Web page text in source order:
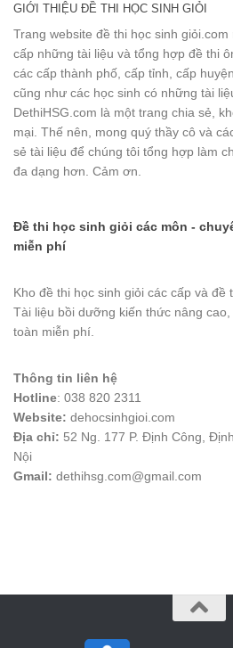
GIỚI THIỆU ĐỀ THI HỌC SINH GIỎI
Trang website đề thi học sinh
cấp những tài liệu và tổng hợp đề thi
các cấp thành phố, cấp tỉnh, cấp
cũng như các học sinh có những tài
DethiHSG.com là một trang chia sẻ,
mại. Thế nên, mong quý thầy cô và
sẻ tài liệu để chúng tôi tổng hợp làm
đa dạng hơn. Cảm ơn.
Đề thi học sinh giỏi các môn -
miễn phí
Kho đề thi học sinh giỏi các cấp và đề
Tài liệu bồi dưỡng kiến thức nâng
toàn miễn phí.
Thông tin liên hệ
Hotline: 038 820 2311
Website: dehocsinhgioi.com
Địa chỉ: 52 Ng. 177 P. Định Công,
Nội
Gmail: dethihsg.com@gmail.com